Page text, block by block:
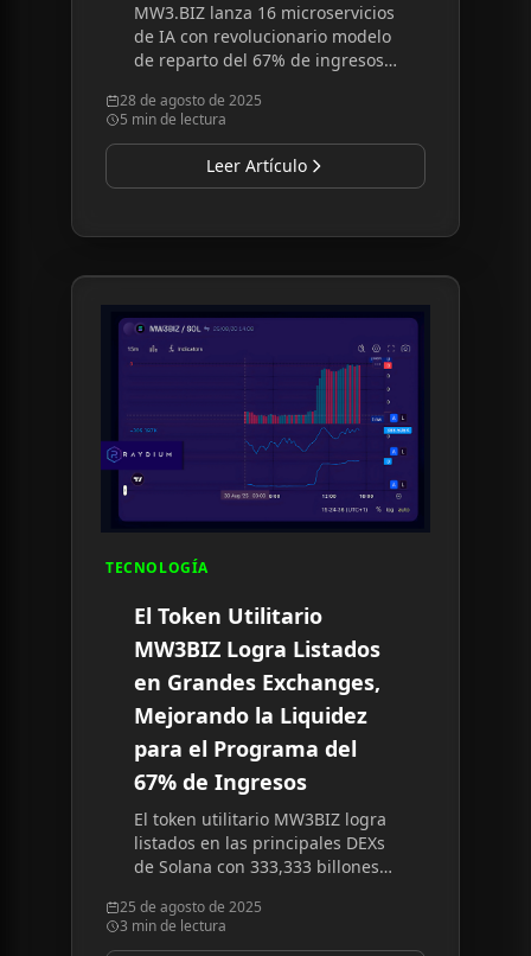
MW3.BIZ lanza 16 microservicios
de IA con revolucionario modelo
de reparto del 67% de ingresos,
$MW3BIZ en la blockchain de
Solana.
28 de agosto de 2025
5 min de lectura
Leer Artículo
Read article:El Token Utilitario MW3BIZ Logra
TECNOLOGÍA
El Token Utilitario
MW3BIZ Logra Listados
en Grandes Exchanges,
Mejorando la Liquidez
para el Programa del
67% de Ingresos
El token utilitario MW3BIZ logra
listados en las principales DEXs
de Solana con 333,333 billones
congelamiento y 67% de
ingresos.
25 de agosto de 2025
3 min de lectura